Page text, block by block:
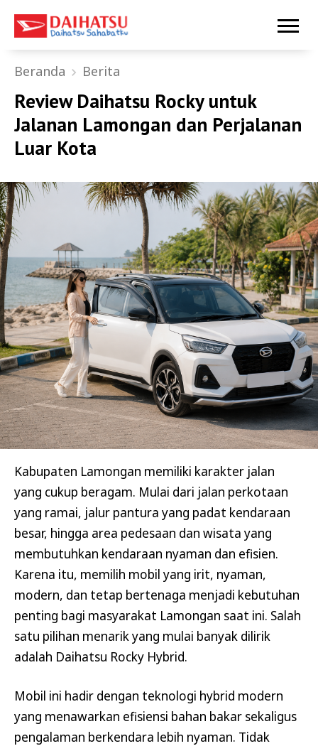
Beranda Berita
Review Daihatsu Rocky untuk
Jalanan Lamongan dan Perjalanan
Luar Kota
Kabupaten Lamongan memiliki karakter jalan
yang cukup beragam. Mulai dari jalan perkotaan
yang ramai, jalur pantura yang padat kendaraan
besar, hingga area pedesaan dan wisata yang
membutuhkan kendaraan nyaman dan efisien.
Karena itu, memilih mobil yang irit, nyaman,
modern, dan tetap bertenaga menjadi kebutuhan
penting bagi masyarakat Lamongan saat ini. Salah
satu pilihan menarik yang mulai banyak dilirik
adalah Daihatsu Rocky Hybrid.
Mobil ini hadir dengan teknologi hybrid modern
yang menawarkan efisiensi bahan bakar sekaligus
pengalaman berkendara lebih nyaman. Tidak